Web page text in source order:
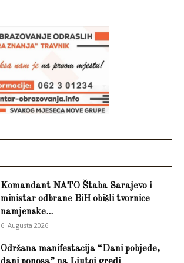
Komandant NATO Štaba Sarajevo i
ministar odbrane BiH obišli tvornice
namjenske...
6. Augusta 2026.
Održana manifestacija “Dani pobjede,